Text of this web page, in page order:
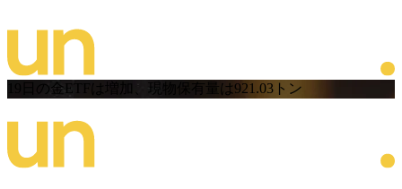
19日の金ETFは増加、現物保有量は921.03トン